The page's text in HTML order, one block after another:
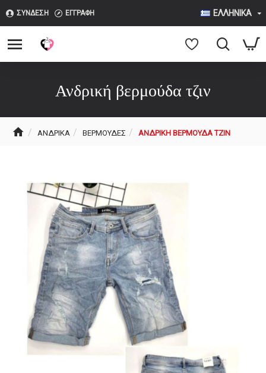
ΣΎΝΔΕΣΗ ΕΓΓΡΑΦΉ ΕΛΛΗΝΙΚΆ
ΑΝΔΡΙΚΆ ΒΕΡΜΟΎΔΕΣ ΑΝΔΡΙΚΉ ΒΕΡΜΟΎΔΑ ΤΖΙΝ
Ανδρική βερμούδα τζιν